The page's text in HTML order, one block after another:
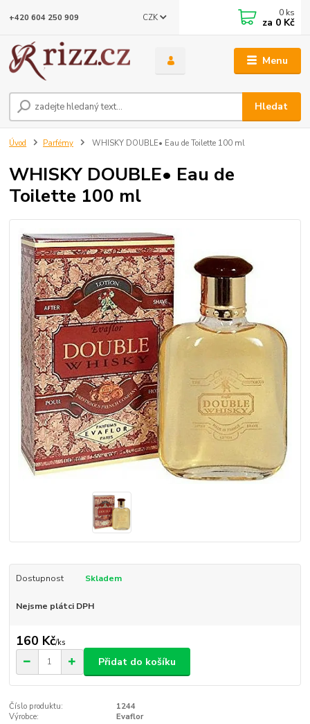
Menu
CZK
Hledat
+420 604 250 909 0 ks
za 0 Kč
Úvod Parfémy WHISKY DOUBLE• Eau de Toilette 100 ml
WHISKY DOUBLE• Eau de
Toilette 100 ml
Dostupnost Skladem
Nejsme plátci DPH
160 Kč/ks
Přidat do košíku
Číslo produktu:
1244
Výrobce:
Evaflor